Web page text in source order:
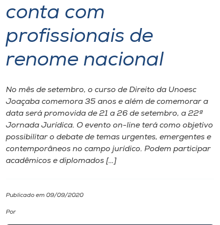
Portal de Ensino
A
Unoesc
Internacionalização
I.nova
Diplomados
conta com
profissionais de
renome nacional
No mês de setembro, o curso de Direito da Unoesc
Joaçaba comemora 35 anos e além de comemorar a
data será promovida de 21 a 26 de setembro, a 22ª
Jornada Jurídica. O evento on-line terá como objetivo
possibilitar o debate de temas urgentes, emergentes e
contemporâneos no campo jurídico. Podem participar
acadêmicos e diplomados […]
Publicado em 09/09/2020
Por